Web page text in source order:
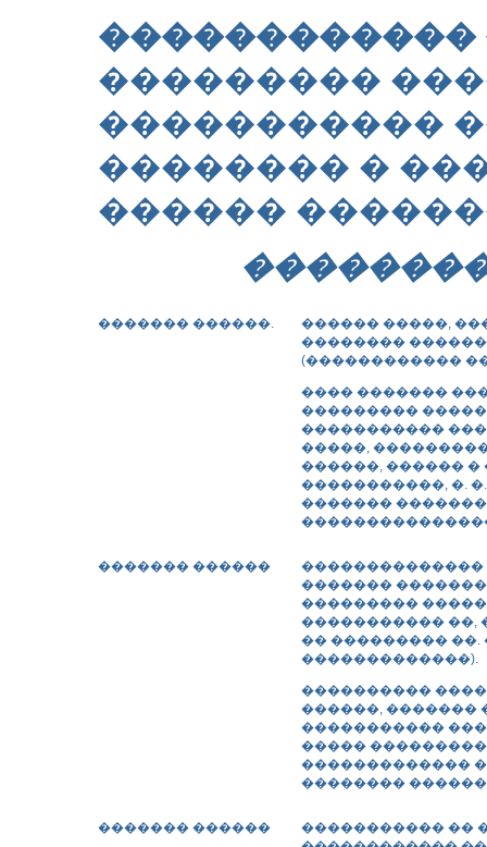
������������
���������
�����������
�������� �
������
������� ������.
������ �����,
��������
(������������
���� �������
���������
�����������
�����,
������, ������ �
�����������, �.
�������
������� ������
��������������
�������
���������
����������� ��,
�� ��������� ��.
�������������).
����������
������, �������
�����������
�����
�������������
��������
������� ������
����������� ��